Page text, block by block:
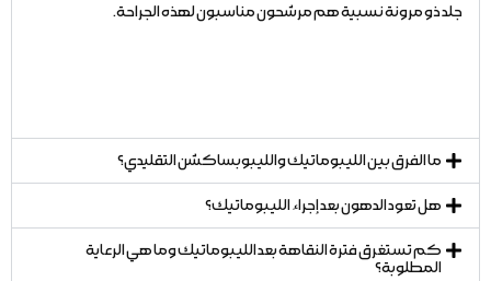
جلد ذو مرونة نسبية هم مرشحون مناسبون لهذه الجراحة.
ما الفرق بين الليبوماتيك والليبوبساكشن التقليدي؟
هل تعود الدهون بعد إجراء الليبوماتيك؟
كم تستغرق فترة النقاهة بعد الليبوماتيك وما هي الرعاية
المطلوبة؟